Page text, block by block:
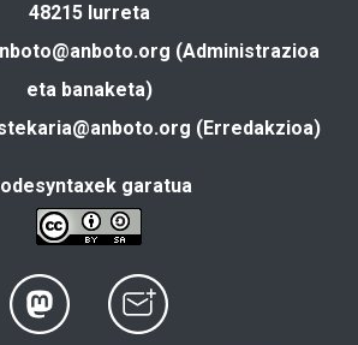
48215 Iurreta
(Administrazioa
eta banaketa)
(Erredakzioa)
garatua